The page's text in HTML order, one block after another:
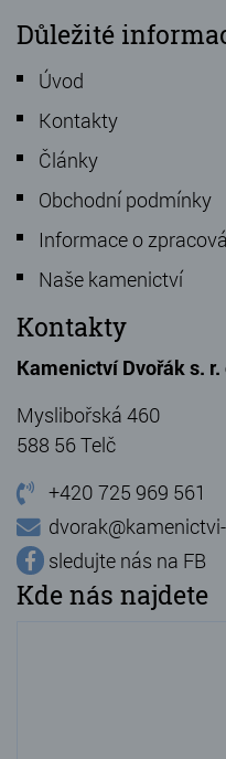
Důležité
Úvod
Kontakty
Články
Obchodní podmínky
Informace o
Naše kamenictví
Kontakty
Kamenictví Dvořák s. r.
Myslibořská 460
588 56 Telč
+420 725 969 561
sledujte nás na FB
Kde nás najdete